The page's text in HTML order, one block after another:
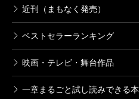
近刊（まもなく発売）
ベストセラーランキング
映画・テレビ・舞台作品
一章まるごと試し読みできる本